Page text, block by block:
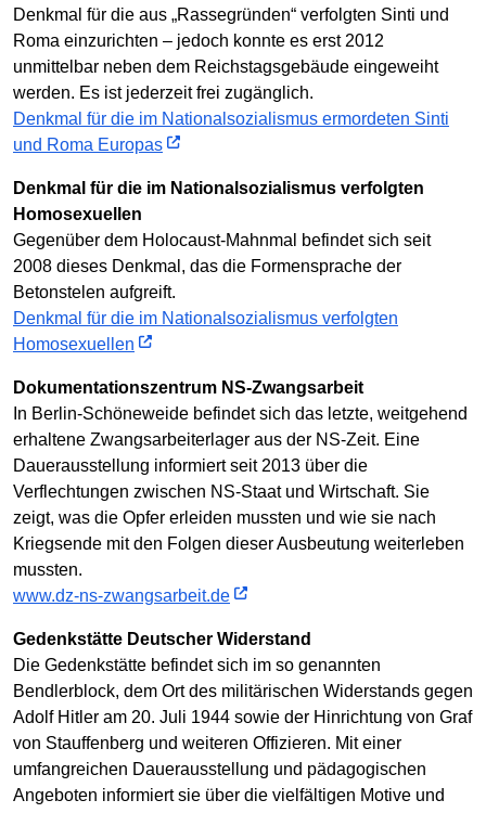
Denkmal für die aus „Rassegründen“ verfolgten Sinti und
Roma einzurichten – jedoch konnte es erst 2012
unmittelbar neben dem Reichstagsgebäude eingeweiht
werden. Es ist jederzeit frei zugänglich.
Denkmal für die im Nationalsozialismus ermordeten Sinti
und Roma Europas
Denkmal für die im Nationalsozialismus verfolgten
Homosexuellen
Gegenüber dem Holocaust-Mahnmal befindet sich seit
2008 dieses Denkmal, das die Formensprache der
Betonstelen aufgreift.
Denkmal für die im Nationalsozialismus verfolgten
Homosexuellen
Dokumentationszentrum NS-Zwangsarbeit
In Berlin-Schöneweide befindet sich das letzte, weitgehend
erhaltene Zwangsarbeiterlager aus der NS-Zeit. Eine
Dauerausstellung informiert seit 2013 über die
Verflechtungen zwischen NS-Staat und Wirtschaft. Sie
zeigt, was die Opfer erleiden mussten und wie sie nach
Kriegsende mit den Folgen dieser Ausbeutung weiterleben
mussten.
www.dz-ns-zwangsarbeit.de
Gedenkstätte Deutscher Widerstand
Die Gedenkstätte befindet sich im so genannten
Bendlerblock, dem Ort des militärischen Widerstands gegen
Adolf Hitler am 20. Juli 1944 sowie der Hinrichtung von Graf
von Stauffenberg und weiteren Offizieren. Mit einer
umfangreichen Dauerausstellung und pädagogischen
Angeboten informiert sie über die vielfältigen Motive und